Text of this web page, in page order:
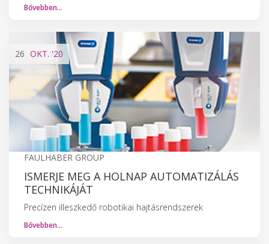
Bővebben…
26 OKT. '20
FAULHABER GROUP
ISMERJE MEG A HOLNAP AUTOMATIZÁLÁS
TECHNIKÁJÁT
Precízen illeszkedő robotikai hajtásrendszerek
Bővebben…